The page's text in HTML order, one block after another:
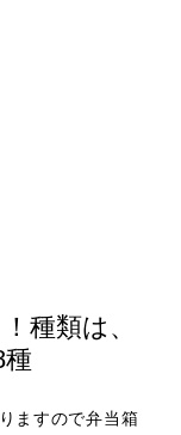
種類は、
ますので弁当箱